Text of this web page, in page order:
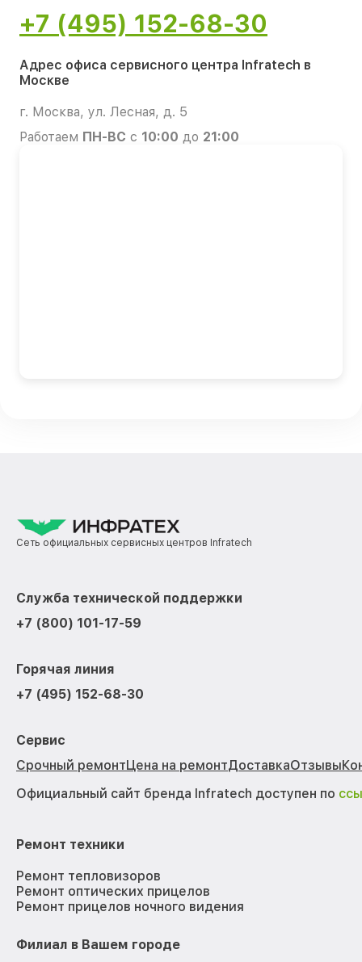
+7 (495) 152-68-30
Адрес офиса сервисного центра Infratech в
Москве
г. Москва, ул. Лесная, д. 5
Работаем ПН-ВС с 10:00 до 21:00
Сеть официальных сервисных центров Infratech
Служба технической поддержки
+7 (800) 101-17-59
Горячая линия
+7 (495) 152-68-30
Сервис
Срочный ремонтЦена на ремонтДоставкаОтзывы
Официальный сайт бренда Infratech доступен по
Ремонт техники
Ремонт тепловизоров
Ремонт оптических прицелов
Ремонт прицелов ночного видения
Филиал в Вашем городе